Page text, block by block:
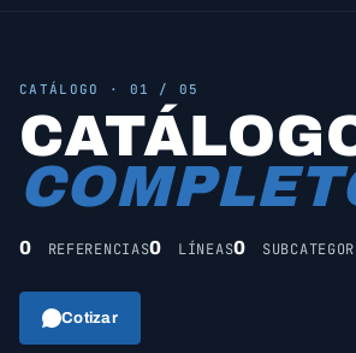
CATÁLOGO · 01 / 05
0 REFERENCIAS0 LÍNEAS0
Cotizar